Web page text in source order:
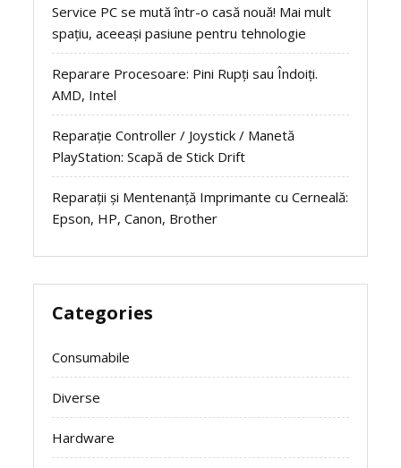
Service PC se mută într-o casă nouă! Mai mult
spațiu, aceeași pasiune pentru tehnologie
Reparare Procesoare: Pini Rupți sau Îndoiți.
AMD, Intel
Reparație Controller / Joystick / Manetă
PlayStation: Scapă de Stick Drift
Reparații și Mentenanță Imprimante cu Cerneală:
Epson, HP, Canon, Brother
Categories
Consumabile
Diverse
Hardware